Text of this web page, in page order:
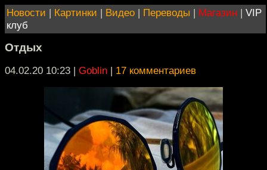
Новости | Картинки | Видео | Переводы | Магазин | VIP
клуб
Отдых
04.02.20 10:23 | Goblin | 17 комментариев